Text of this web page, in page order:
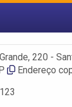
220 -
Endereço